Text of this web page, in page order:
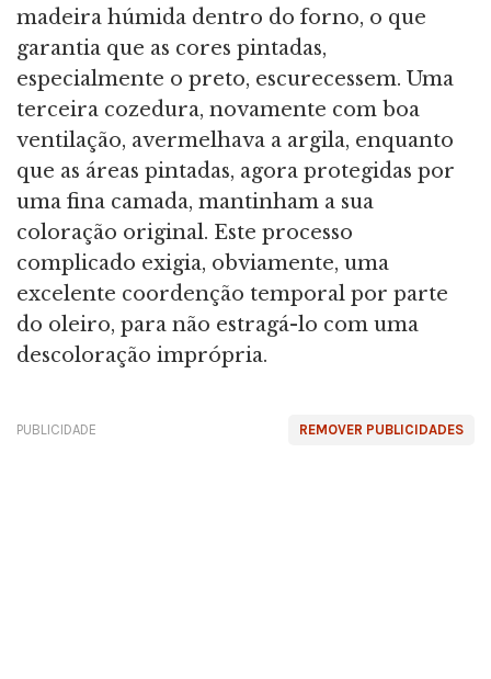
madeira húmida dentro do forno, o que
garantia que as cores pintadas,
especialmente o preto, escurecessem. Uma
terceira cozedura, novamente com boa
ventilação, avermelhava a argila, enquanto
que as áreas pintadas, agora protegidas por
uma fina camada, mantinham a sua
coloração original. Este processo
complicado exigia, obviamente, uma
excelente coordenção temporal por parte
do oleiro, para não estragá-lo com uma
descoloração imprópria.
REMOVER PUBLICIDADES
PUBLICIDADE